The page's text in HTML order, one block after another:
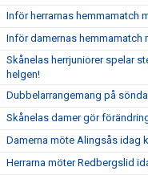
Inför herrarnas hemmamatch
Inför damernas hemmamatch
Skånelas herrjuniorer spelar
helgen!
Dubbelarrangemang på
Skånelas damer gör
Damerna möte Alingsås idag
Herrarna möter Redbergslid